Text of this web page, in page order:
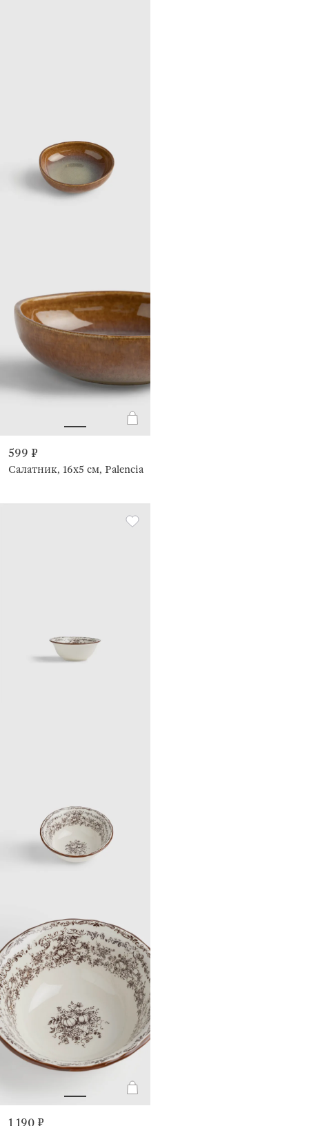
599 ₽
Салатник, 16х5 см, Palencia
1 190 ₽